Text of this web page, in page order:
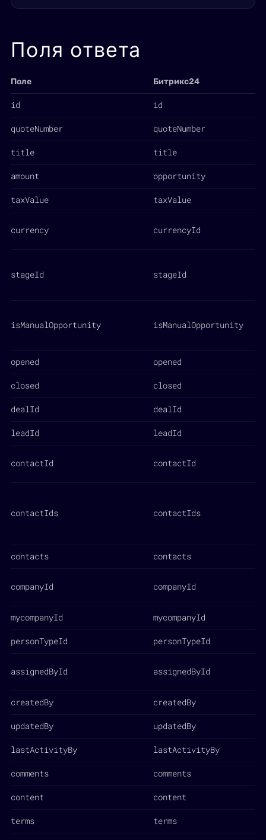
Поля ответа
Поле Битрикс24
id id
quoteNumber quoteNumber
title title
amount opportunity
taxValue taxValue
currency currencyId
stageId stageId
isManualOpportunity isManualOpportunity
opened opened
closed closed
dealId dealId
leadId leadId
contactId contactId
contactIds contactIds
contacts contacts
companyId companyId
mycompanyId mycompanyId
personTypeId personTypeId
assignedById assignedById
createdBy createdBy
updatedBy updatedBy
lastActivityBy lastActivityBy
comments comments
content content
terms terms